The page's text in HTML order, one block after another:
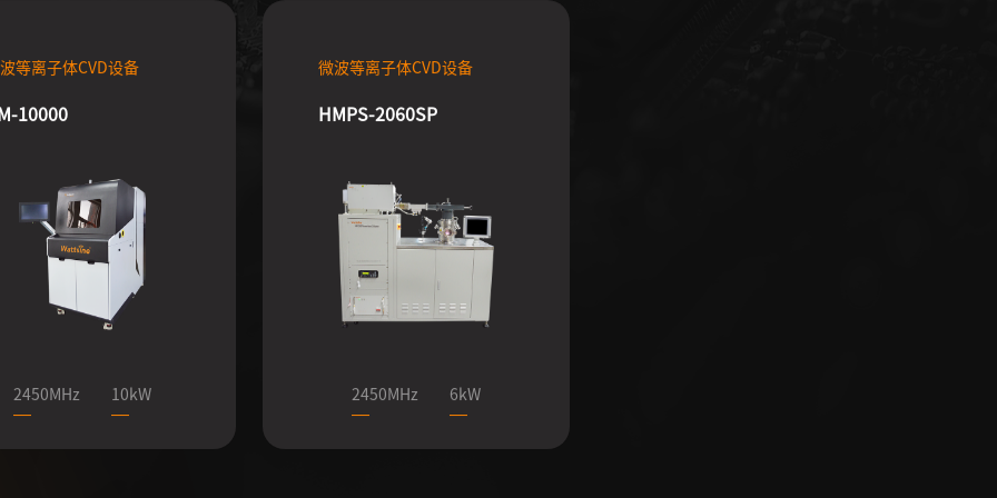
等离子体CVD设备
10000
2450MHz 10kW
微波等离子体CVD设备
HMPS-2060SP
2450MHz 6kW